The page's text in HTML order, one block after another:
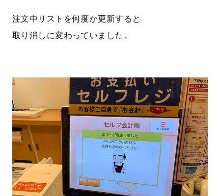
注文中リストを何度か更新すると
取り消しに変わっていました。